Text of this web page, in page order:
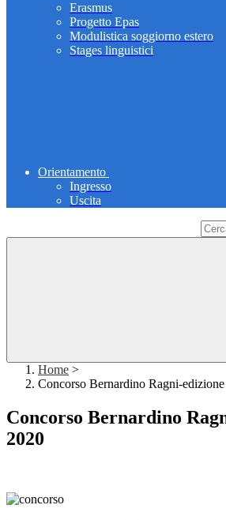
Erasmus
Progetto Epas
Modulistica soggiorno estero
Stages linguistici
Orientamento
Ingresso
Uscita
Home >
Concorso Bernardino Ragni-
Concorso Bernardino
2020